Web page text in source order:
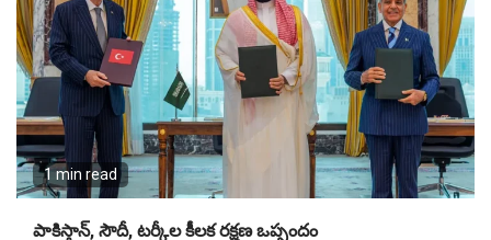
1 min read
పాకిస్తాన్, సౌదీ, టర్కీల కీలక రక్షణ ఒప్పందం